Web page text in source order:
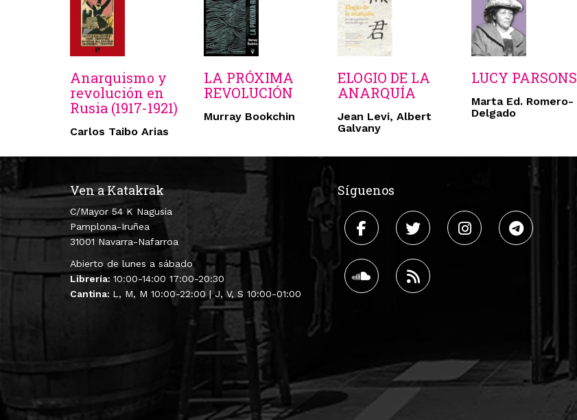
Anarquismo y
revolución en
Rusia (1917-1921)
Carlos Taibo Arias
LA PRÓXIMA
REVOLUCIÓN
Murray Bookchin
ELOGIO DE LA
ANARQUÍA
Jean Levi, Albert
Galvany
LUCY PARSONS
Marta Ed. Romero-
Delgado
Ven a Katakrak
C/Mayor 54 K Nagusia
Pamplona-Iruñea
31001 Navarra-Nafarroa
Abierto de lunes a sábado
Librería: 10:00-14:00 17:00-20:30
Cantina: L, M, M 10:00-22:00 | J, V, S 10:00-01:00
Síguenos